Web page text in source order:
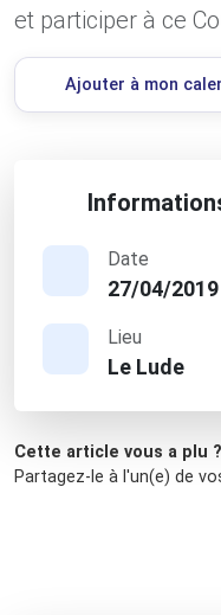
et participer à ce
Ajouter à mon
Date
27/04/2019
Lieu
Le Lude
Cette article vous a plu ?
Partagez-le à l'un(e) de